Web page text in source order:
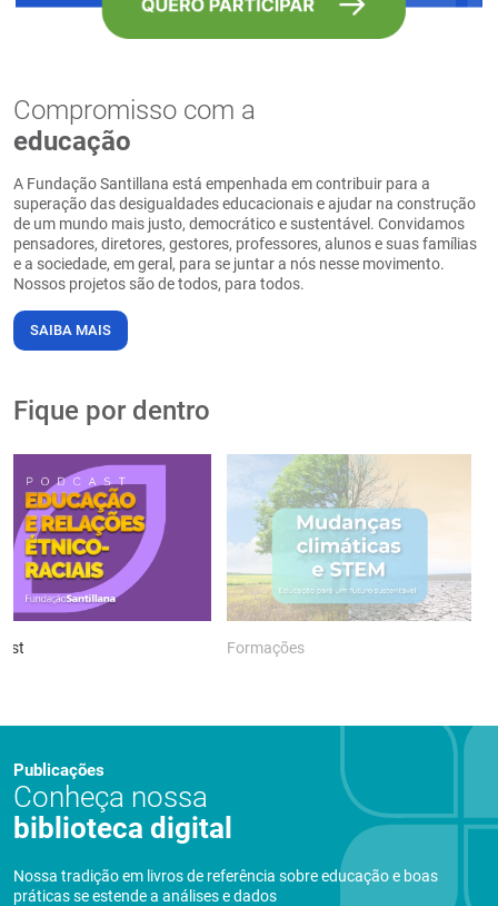
Compromisso com a
educação
A Fundação Santillana está empenhada em contribuir para a
superação das desigualdades educacionais e ajudar na construção
de um mundo mais justo, democrático e sustentável. Convidamos
pensadores, diretores, gestores, professores, alunos e suas famílias
e a sociedade, em geral, para se juntar a nós nesse movimento.
Nossos projetos são de todos, para todos.
SAIBA MAIS
Fique por dentro
Formações
Publicações
Conheça nossa
biblioteca digital
Nossa tradição em livros de referência sobre educação e boas
práticas se estende a análises e dados